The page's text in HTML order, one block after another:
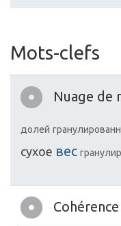
Mots-clefs
Nuage de
долей
сухое вес